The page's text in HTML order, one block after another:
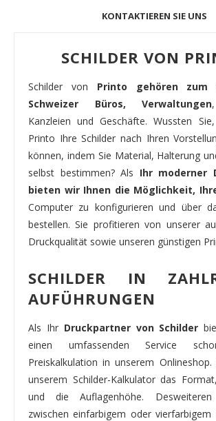
KONTAKTIEREN SIE UNS
SCHILDER VON
Schilder von Printo gehören zum
Schweizer Büros, Verwaltungen
Kanzleien und Geschäfte. Wussten
Printo Ihre Schilder nach Ihren
können, indem Sie Material, Halterung
selbst bestimmen? Als Ihr moderner
bieten wir Ihnen die Möglichkeit,
Computer zu konfigurieren und über
bestellen. Sie profitieren von unserer
Druckqualität sowie unseren günstigen
SCHILDER IN
AUFÜHRUNGEN
Als Ihr Druckpartner von Schilder
einen umfassenden Service
Preiskalkulation in unserem
unserem Schilder-Kalkulator das
und die Auflagenhöhe.
zwischen einfarbigem oder vierfarbigem